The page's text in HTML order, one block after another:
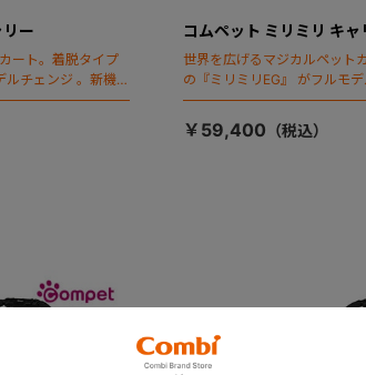
ー
ート。着脱タイプ
ルチェンジ 。新機能
搭載
コムペット ミリミリ キャ
世界を広げるマジカルペット
の『ミリミリEG』 がフルモ
「マジカルフォールディング
￥59,400